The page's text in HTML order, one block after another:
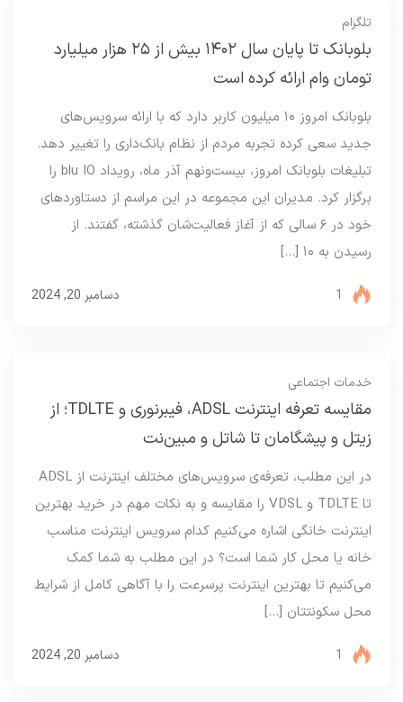
تلگرام
بلوبانک تا پایان سال ۱۴۰۲ بیش از ۲۵ هزار میلیارد
تومان وام ارائه کرده است
بلوبانک امروز ۱۰ میلیون کاربر دارد که با ارائه سرویس‌های
جدید سعی کرده تجربه مردم از نظام بانک‌داری را تغییر دهد.
تبلیغات بلوبانک امروز، بیست‌ونهم آذر ماه، رویداد blu IO را
برگزار کرد. مدیران این مجموعه در این مراسم از دستاوردهای
خود در ۶ سالی که از آغاز فعالیت‌شان گذشته، گفتند. از
رسیدن به ۱۰ […]
دسامبر 20, 2024 1
خدمات اجتماعی
مقایسه تعرفه اینترنت ADSL، فیبرنوری و TDLTE؛ از
زیتل و پیشگامان تا شاتل و مبین‌نت
در این مطلب، تعرفه‌ی سرویس‌‌های مختلف اینترنت از ADSL
تا TDLTE و VDSL را مقایسه و به نکات مهم در خرید بهترین
اینترنت خانگی اشاره می‌کنیم کدام سرویس اینترنت مناسب
خانه یا محل‌ کار شما است؟ در این مطلب به شما کمک
می‌کنیم تا بهترین اینترنت پرسرعت را با آگاهی کامل از شرایط
محل سکونتتان […]
دسامبر 20, 2024 1